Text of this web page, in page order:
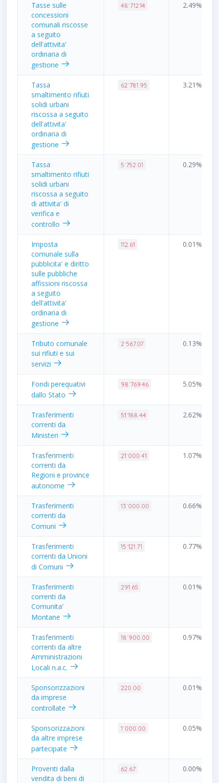
Tasse sulle
concessioni
comunali riscosse
a seguito
dell'attivita'
ordinaria di
gestione
48˙712.14 2.49%
Tassa
smaltimento rifiuti
solidi urbani
riscossa a seguito
dell'attivita'
ordinaria di
gestione
62˙781.95 3.21%
Tassa
smaltimento rifiuti
solidi urbani
riscossa a seguito
di attivita' di
verifica e
controllo
5˙752.01 0.29%
Imposta
comunale sulla
pubblicita' e diritto
sulle pubbliche
affissioni riscossa
a seguito
dell'attivita'
ordinaria di
gestione
112.61 0.01%
Tributo comunale
sui rifiuti e sui
servizi
2˙567.07 0.13%
Fondi perequativi
dallo Stato
98˙769.46 5.05%
Trasferimenti
correnti da
Ministeri
51˙188.44 2.62%
Trasferimenti
correnti da
Regioni e province
autonome
21˙000.41 1.07%
Trasferimenti
correnti da
Comuni
13˙000.00 0.66%
Trasferimenti
correnti da Unioni
di Comuni
15˙121.71 0.77%
Trasferimenti
correnti da
Comunita'
Montane
291.65 0.01%
Trasferimenti
correnti da altre
Amministrazioni
Locali n.a.c.
18˙900.00 0.97%
Sponsorizzazioni
da imprese
controllate
220.00 0.01%
Sponsorizzazioni
da altre imprese
partecipate
1˙000.00 0.05%
Proventi dalla
vendita di beni di
62.67 0.00%